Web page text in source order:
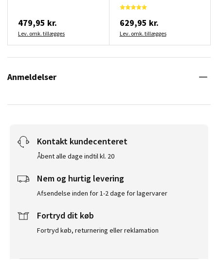
479,95 kr.
Lev. omk. tillægges
629,95 kr.
Lev. omk. tillægges
Anmeldelser
Kontakt kundecenteret
Åbent alle dage indtil kl. 20
Nem og hurtig levering
Afsendelse inden for 1-2 dage for lagervarer
Fortryd dit køb
Fortryd køb, returnering eller reklamation